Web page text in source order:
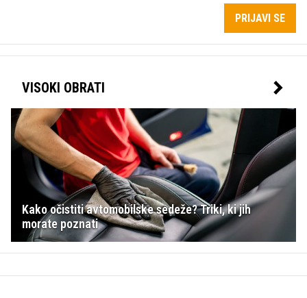
PRIJAVI SE
VISOKI OBRATI
Kako očistiti avtomobilske sedeže? Triki, ki jih
morate poznati